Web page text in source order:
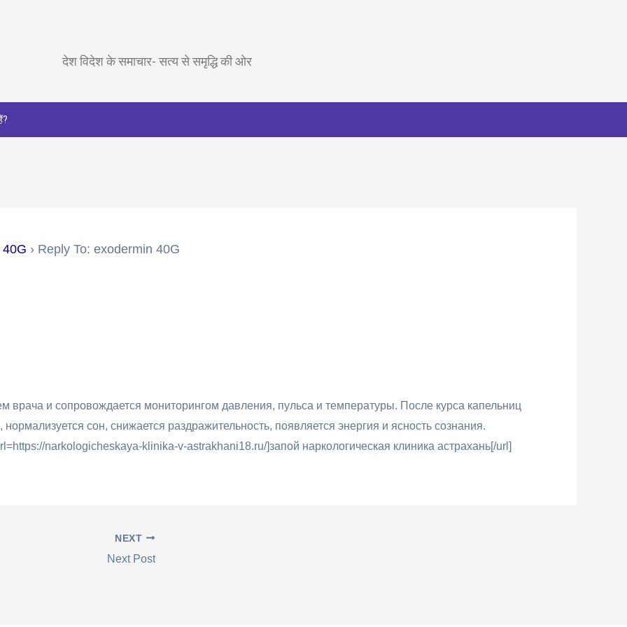
देश विदेश के समाचार- सत्य से समृद्धि की ओर
› Reply To: exodermin 40G
врача и сопровождается мониторингом давления, пульса и температуры. После курса капельниц
сон, снижается раздражительность, появляется энергия и ясность сознания.
narkologicheskaya-klinika-v-astrakhani18.ru/]запой наркологическая клиника астрахань[/url]
NEXT
Next Post